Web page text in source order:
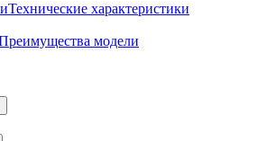
Технические характеристики
модели